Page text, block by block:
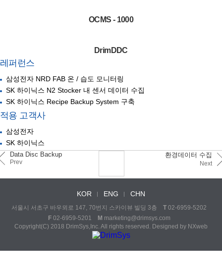
OCMS - 1000
DrimDDC
레퍼런스
삼성전자 NRD FAB 온 / 습도 모니터링
SK 하이닉스 N2 Stocker 내 센서 데이터 수집
SK 하이닉스 Recipe Backup System 구축
적용 고객사
삼성전자
SK 하이닉스
Data Disc Backup
Prev
환경데이터 수집
Next
KOR ENG CHN
서울시 서초구 바우뫼로 147, 70번지 스카이뷰 빌딩 3층 T 02-6959-5202
F02-6959-5201 M marketing@drimsys.com
Copyright(C) 2018 DrimSys,Inc. All rights reserved. Designed by NXweb